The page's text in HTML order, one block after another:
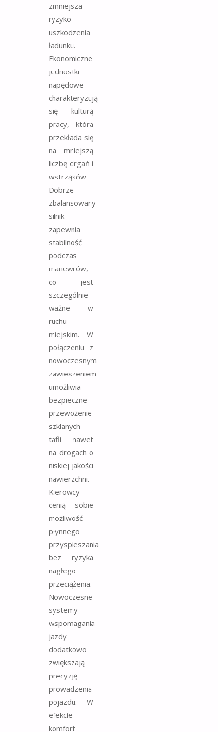
zmniejsza
ryzyko
uszkodzenia
ładunku.
Ekonomiczne
jednostki
napędowe
charakteryzują
się kulturą
pracy, która
przekłada się
na mniejszą
liczbę drgań i
wstrząsów.
Dobrze
zbalansowany
silnik
zapewnia
stabilność
podczas
manewrów,
co jest
szczególnie
ważne w
ruchu
miejskim. W
połączeniu z
nowoczesnym
zawieszeniem
umożliwia
bezpieczne
przewożenie
szklanych
tafli nawet
na drogach o
niskiej jakości
nawierzchni.
Kierowcy
cenią sobie
możliwość
płynnego
przyspieszania
bez ryzyka
nagłego
przeciążenia.
Nowoczesne
systemy
wspomagania
jazdy
dodatkowo
zwiększają
precyzję
prowadzenia
pojazdu. W
efekcie
komfort